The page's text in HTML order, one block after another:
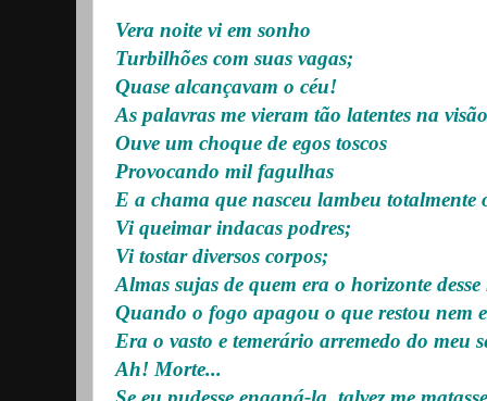
Vera noite vi em sonho
Turbilhões com suas vagas;
Quase alcançavam o céu!
As palavras me vieram tão latentes na
Ouve um choque de egos toscos
Provocando mil fagulhas
E a chama que nasceu lambeu totalmente
Vi queimar indacas podres;
Vi tostar diversos corpos;
Almas sujas de quem era o horizonte
Quando o fogo apagou o que restou nem
Era o vasto e temerário arremedo do meu
Ah! Morte...